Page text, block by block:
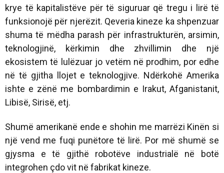
krye të kapitalistëve për të siguruar që tregu i lirë të
funksionojë për njerëzit. Qeveria kineze ka shpenzuar
shuma të mëdha parash për infrastrukturën, arsimin,
teknologjinë, kërkimin dhe zhvillimin dhe një
ekosistem të lulëzuar jo vetëm në prodhim, por edhe
në të gjitha llojet e teknologjive. Ndërkohë Amerika
ishte e zënë me bombardimin e Irakut, Afganistanit,
Libisë, Sirisë, etj.
Shumë amerikanë ende e shohin me marrëzi Kinën si
një vend me fuqi punëtore të lirë. Por më shumë se
gjysma e të gjithë robotëve industrialë në botë
integrohen çdo vit në fabrikat kineze.